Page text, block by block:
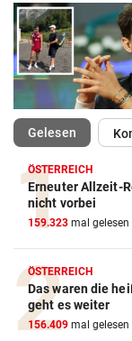
Gelesen
ÖSTERREICH
Erneuter Allzeit-
nicht vorbei
159.323 mal gelesen
ÖSTERREICH
Das waren die
geht es weiter
156.409 mal gelesen
Action-Cam
ZUM VERGLEICH
Crosstrainer
ZUM VERGLEICH
E-Bike Vergleich